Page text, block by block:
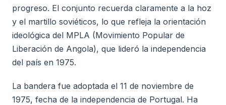
progreso. El conjunto recuerda claramente a la hoz
y el martillo soviéticos, lo que refleja la orientación
ideológica del MPLA (Movimiento Popular de
Liberación de Angola), que lideró la independencia
del país en 1975.
La bandera fue adoptada el 11 de noviembre de
1975, fecha de la independencia de Portugal. Ha